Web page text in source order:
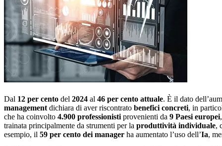
Dal 12 per cento del 2024 al 46 per cento attuale. È il dato
management dichiara di aver riscontrato benefici concreti, in
che ha coinvolto 4.900 professionisti provenienti da 9 Paesi europei
trainata principalmente da strumenti per la produttività individuale,
esempio, il 59 per cento dei manager ha aumentato l’uso dell’Ia,